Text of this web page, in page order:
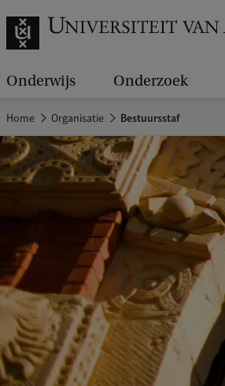
Onderwijs Onderzoek
Home Organisatie Bestuursstaf